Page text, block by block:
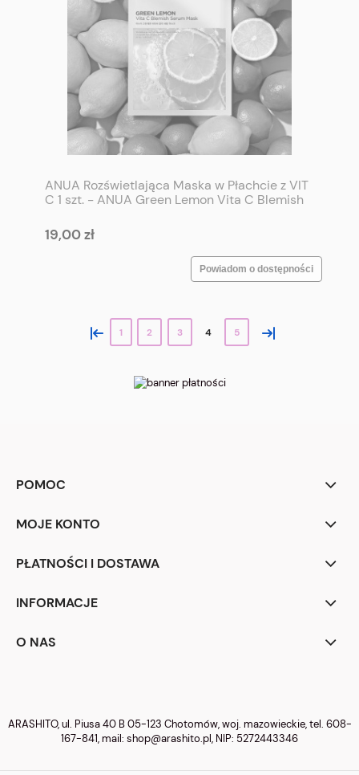
ANUA Rozświetlająca Maska w Płachcie z VIT
C 1 szt. - ANUA Green Lemon Vita C Blemish
19,00 zł
Powiadom o dostępności
« 1 2 3 4 5 »
POMOC
MOJE KONTO
PŁATNOŚCI I DOSTAWA
INFORMACJE
O NAS
ARASHITO, ul. Piusa 40 B 05-123 Chotomów, woj. mazowieckie, tel. 608-
167-841, mail: shop@arashito.pl, NIP: 5272443346